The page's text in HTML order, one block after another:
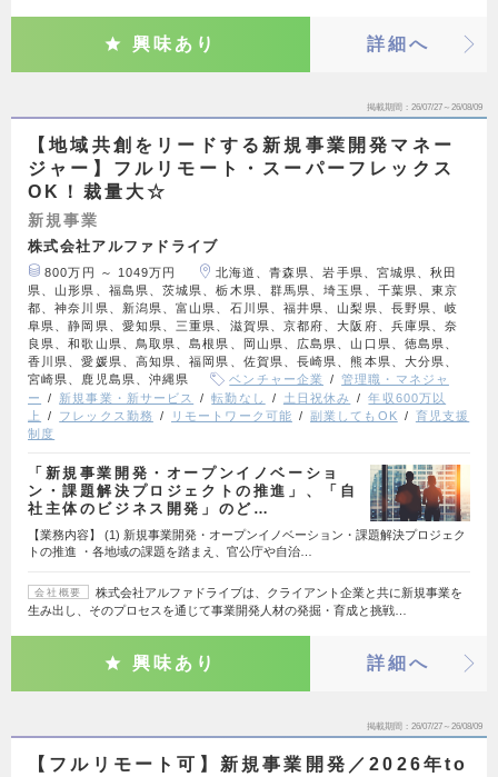
興味あり 詳細へ
掲載期間 26/07/27～26/08/09
【地域共創をリードする新規事業開発マネー
ジャー】フルリモート・スーパーフレックス
OK！裁量大☆
新規事業
株式会社アルファドライブ
800万円 ～ 1049万円
北海道、青森県、岩手県、宮城県、秋田
県、山形県、福島県、茨城県、栃木県、群馬県、埼玉県、千葉県、東京
都、神奈川県、新潟県、富山県、石川県、福井県、山梨県、長野県、岐
阜県、静岡県、愛知県、三重県、滋賀県、京都府、大阪府、兵庫県、奈
良県、和歌山県、鳥取県、島根県、岡山県、広島県、山口県、徳島県、
香川県、愛媛県、高知県、福岡県、佐賀県、長崎県、熊本県、大分県、
宮崎県、鹿児島県、沖縄県
ベンチャー企業
管理職・マネジャ
ー
新規事業・新サービス 転勤なし 土日祝休み
年収600万以
上
フレックス勤務 リモートワーク可能 副業してもOK
育児支援
制度
「新規事業開発・オープンイノベーショ
ン・課題解決プロジェクトの推進」、「自
社主体のビジネス開発」のど…
【業務内容】 (1) 新規事業開発・オープンイノベーション・課題解決プロジェク
トの推進 ・各地域の課題を踏まえ、官公庁や自治…
会社概要
株式会社アルファドライブは、クライアント企業と共に新規事業を
生み出し、そのプロセスを通じて事業開発人材の発掘・育成と挑戦…
興味あり 詳細へ
掲載期間 26/07/27～26/08/09
【フルリモート可】新規事業開発／2026年to